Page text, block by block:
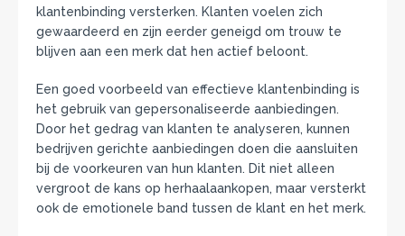
klantenbinding versterken. Klanten voelen zich
gewaardeerd en zijn eerder geneigd om trouw te
blijven aan een merk dat hen actief beloont.
Een goed voorbeeld van effectieve klantenbinding is
het gebruik van gepersonaliseerde aanbiedingen.
Door het gedrag van klanten te analyseren, kunnen
bedrijven gerichte aanbiedingen doen die aansluiten
bij de voorkeuren van hun klanten. Dit niet alleen
vergroot de kans op herhaalaankopen, maar versterkt
ook de emotionele band tussen de klant en het merk.